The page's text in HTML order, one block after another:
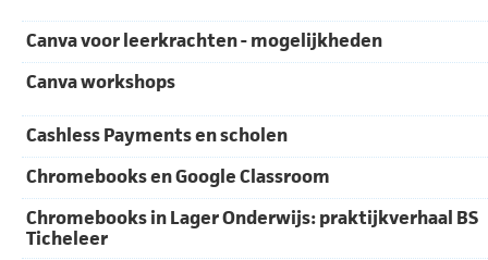
Canva voor leerkrachten - mogelijkheden
Canva workshops
Cashless Payments en scholen
Chromebooks en Google Classroom
Chromebooks in Lager Onderwijs: praktijkverhaal BS
Ticheleer